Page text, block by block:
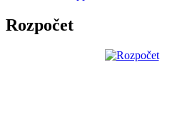
Rozpočet